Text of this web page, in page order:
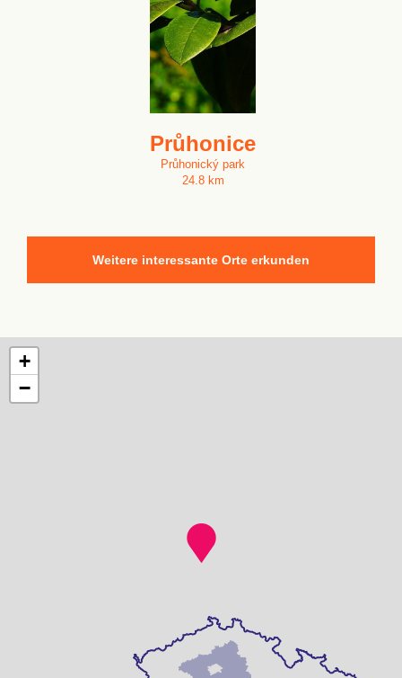
Průhonice
Průhonický park
24.8 km
Weitere interessante Orte erkunden
+
−